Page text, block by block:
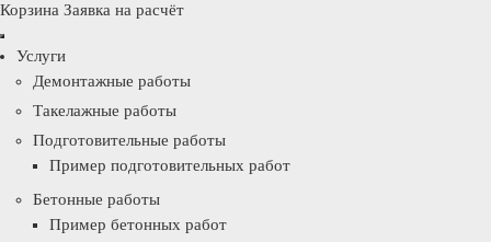
Корзина Заявка на расчёт
Услуги
Демонтажные работы
Такелажные работы
Подготовительные работы
Пример подготовительных работ
Бетонные работы
Пример бетонных работ